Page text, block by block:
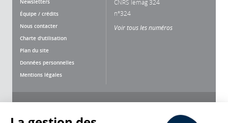
Newsletters
Équipe / crédits
Nous contacter
Charte d'utilisation
Plan du site
Données personnelles
Mentions légales
CNRS lemag 324
n°324
Voir tous les numéros